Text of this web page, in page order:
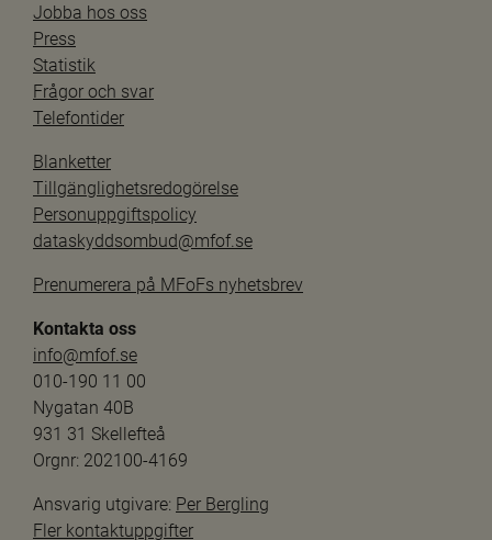
Jobba hos oss
Press
Statistik
Frågor och svar
Telefontider
Blanketter
Tillgänglighetsredogörelse
Personuppgiftspolicy
dataskyddsombud@mfof.se
Prenumerera på MFoFs nyhetsbrev
Kontakta oss
info@mfof.se
010-190 11 00
Nygatan 40B
931 31 Skellefteå
Orgnr: 202100-4169
Ansvarig utgivare: Per Bergling
Fler kontaktuppgifter